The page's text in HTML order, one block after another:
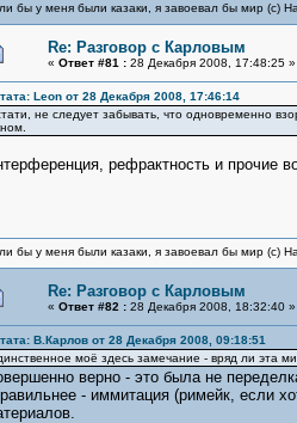
бы у меня были казаки, я завоевал бы мир (с)
Re: Разговор с Карловым
« Ответ #81 :28 Декабря 2008, 17:48:25 »
Leon от 28 Декабря 2008, 17:46:14
не следует забывать, что одновременно
рефрактность и прочие
бы у меня были казаки, я завоевал бы мир (с)
Re: Разговор с Карловым
« Ответ #82 :28 Декабря 2008, 18:32:40 »
В.Карлов от 28 Декабря 2008, 09:18:51
моё здесь замечание - вряд ли эта
верно - это была не
- иммитация (римейк, если